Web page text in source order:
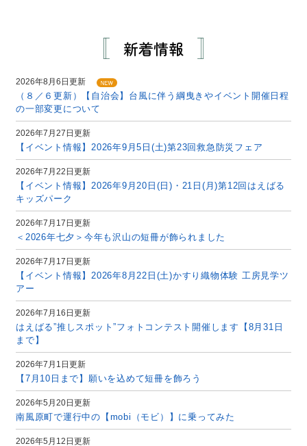
新着情報
2026年8月6日更新
（８／６更新）【自治会】台風に伴う綱曳きやイベント開催日程
の一部変更について
2026年7月27日更新
【イベント情報】2026年9月5日(土)第23回救急防災フェア
2026年7月22日更新
【イベント情報】2026年9月20日(日)・21日(月)第12回はえばる
キッズパーク
2026年7月17日更新
＜2026年七夕＞今年も沢山の短冊が飾られました
2026年7月17日更新
【イベント情報】2026年8月22日(土)かすり織物体験 工房見学ツ
アー
2026年7月16日更新
はえばる”推しスポット”フォトコンテスト開催します【8月31日
まで】
2026年7月1日更新
【7月10日まで】願いを込めて短冊を飾ろう
2026年5月20日更新
南風原町で運行中の【mobi（モビ）】に乗ってみた
2026年5月12日更新